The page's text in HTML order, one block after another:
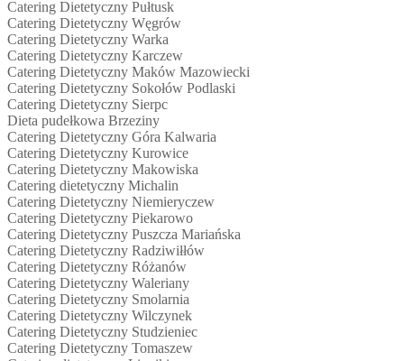
Catering Dietetyczny Pułtusk
Catering Dietetyczny Węgrów
Catering Dietetyczny Warka
Catering Dietetyczny Karczew
Catering Dietetyczny Maków Mazowiecki
Catering Dietetyczny Sokołów Podlaski
Catering Dietetyczny Sierpc
Dieta pudełkowa Brzeziny
Catering Dietetyczny Góra Kalwaria
Catering Dietetyczny Kurowice
Catering Dietetyczny Makowiska
Catering dietetyczny Michalin
Catering Dietetyczny Niemieryczew
Catering Dietetyczny Piekarowo
Catering Dietetyczny Puszcza Mariańska
Catering Dietetyczny Radziwiłłów
Catering Dietetyczny Różanów
Catering Dietetyczny Waleriany
Catering Dietetyczny Smolarnia
Catering Dietetyczny Wilczynek
Catering Dietetyczny Studzieniec
Catering Dietetyczny Tomaszew